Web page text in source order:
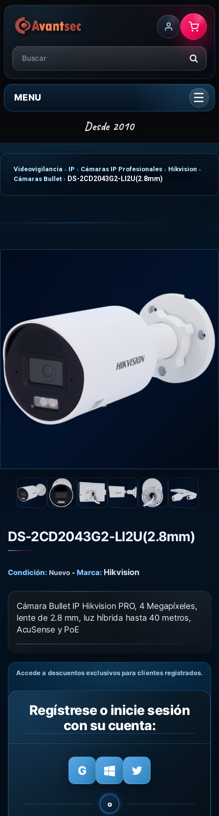
MENU
Videovigilancia IP Cámaras IP Profesionales
Hikvision
Cámaras Bullet
DS-2CD2043G2-LI2U(2.8mm)
DS-2CD2043G2-LI2U(2.8mm)
Condición: Nuevo - Marca: Hikvision
Cámara Bullet IP Hikvision PRO, 4 Megapíxeles,
lente de 2.8 mm, luz híbrida hasta 40 metros,
AcuSense y PoE
Accede a descuentos exclusivos para clientes registrados.
Regístrese o inicie sesión
con su cuenta:
o